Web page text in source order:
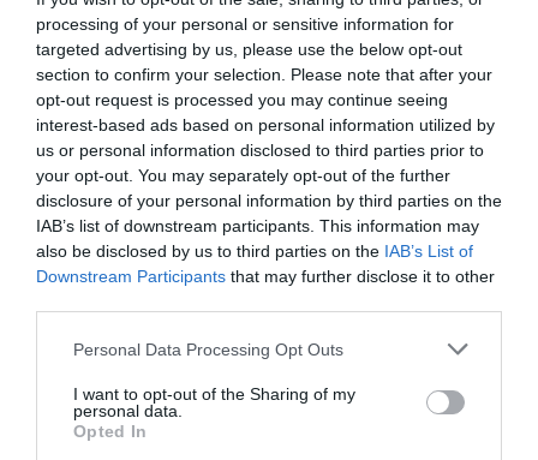
processing of your personal or sensitive information for
targeted advertising by us, please use the below opt-out
section to confirm your selection. Please note that after your
opt-out request is processed you may continue seeing
interest-based ads based on personal information utilized by
us or personal information disclosed to third parties prior to
your opt-out. You may separately opt-out of the further
disclosure of your personal information by third parties on the
IAB’s list of downstream participants. This information may
also be disclosed by us to third parties on the IAB’s List of
Downstream Participants that may further disclose it to other
Personal Data Processing Opt Outs
I want to opt-out of the Sharing of my
personal data.
Opted In
Πολιτισμό στοCulturenow.gr
Νέοι Διαγωνισμοί❯
Tags
ΑΝΝΑ ΠΑΝΑΓΙΩΤΟΠΟΥΛΟΥ
Newsletter
Κάθε βδομάδα στο e-mail σας τα τελευταία νέα για
την Τέχνη και τον Πολιτισμό!